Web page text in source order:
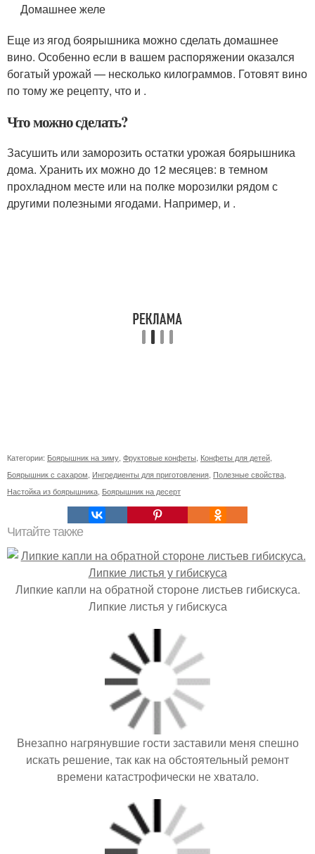
Домашнее желе
Еще из ягод боярышника можно сделать домашнее
вино. Особенно если в вашем распоряжении оказался
богатый урожай — несколько килограммов. Готовят вино
по тому же рецепту, что и .
Что можно сделать?
Засушить или заморозить остатки урожая боярышника
дома. Хранить их можно до 12 месяцев: в темном
прохладном месте или на полке морозилки рядом с
другими полезными ягодами. Например, и .
Категории: Боярышник на зиму, Фруктовые конфеты, Конфеты для детей,
Боярышник с сахаром, Ингредиенты для приготовления, Полезные свойства,
Настойка из боярышника, Боярышник на десерт
Читайте также
Липкие капли на обратной стороне листьев гибискуса.
Липкие листья у гибискуса
Внезапно нагрянувшие гости заставили меня спешно
искать решение, так как на обстоятельный ремонт
времени катастрофически не хватало.